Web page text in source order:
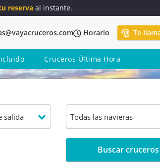
reserva al instante.
Horario Te
Cruceros Última Hora
Buscar cruceros